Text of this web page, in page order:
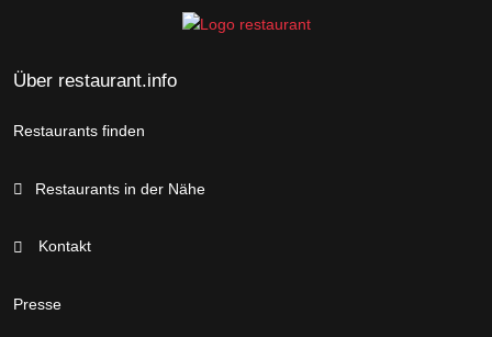
Über restaurant.info
Restaurants finden
Restaurants in der Nähe
Kontakt
Presse